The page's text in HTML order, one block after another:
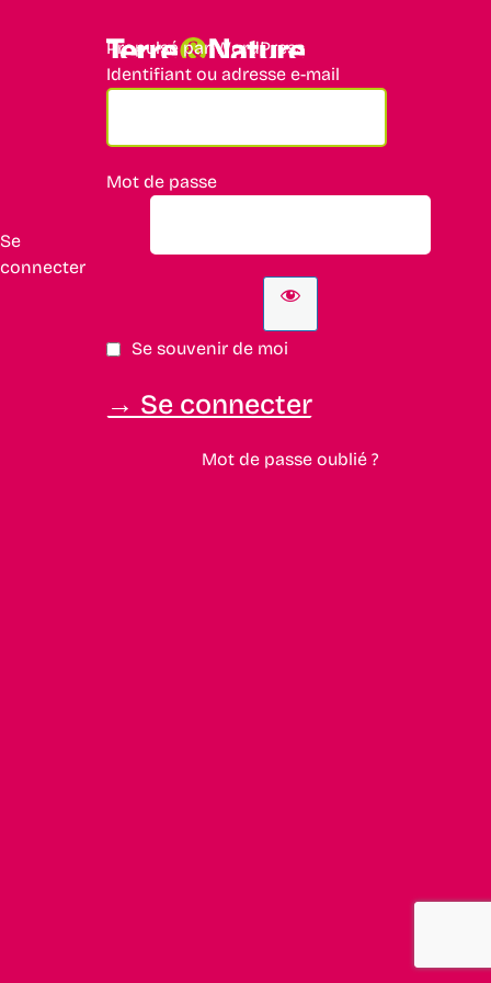
Se
connecter
Propulsé par WordPress
Identifiant ou adresse e-mail
Mot de passe
Se souvenir de moi
Mot de passe oublié ?